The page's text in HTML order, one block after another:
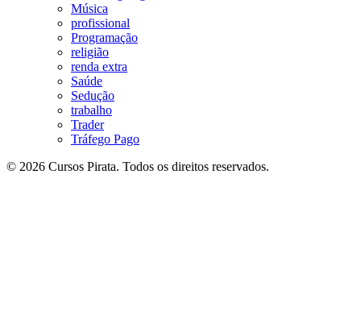
Música
profissional
Programação
religião
renda extra
Saúde
Sedução
trabalho
Trader
Tráfego Pago
© 2026 Cursos Pirata. Todos os direitos reservados.